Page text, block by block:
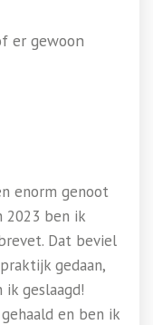
er gewoon
enorm genoot
2023 ben ik
Dat beviel
gedaan,
geslaagd!
en ben ik